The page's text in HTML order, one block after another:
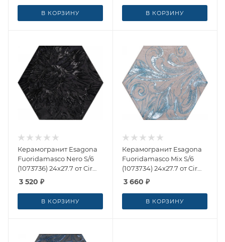
В КОРЗИНУ В КОРЗИНУ
Керамогранит Esagona
Fuoridamasco Nero S/6
(1073736) 24x27.7 от Cir
Ceramiche (Италия)
3 520 ₽
В КОРЗИНУ
Керамогранит Esagona
Fuoridamasco Mix S/6
(1073734) 24x27.7 от Cir
Ceramiche (Италия)
3 660 ₽
В КОРЗИНУ